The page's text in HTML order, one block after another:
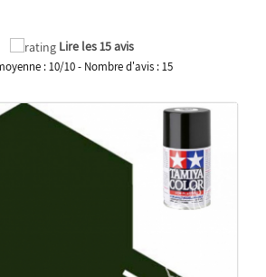
Lire les 15 avis
:10/10- Nombre d'avis :15